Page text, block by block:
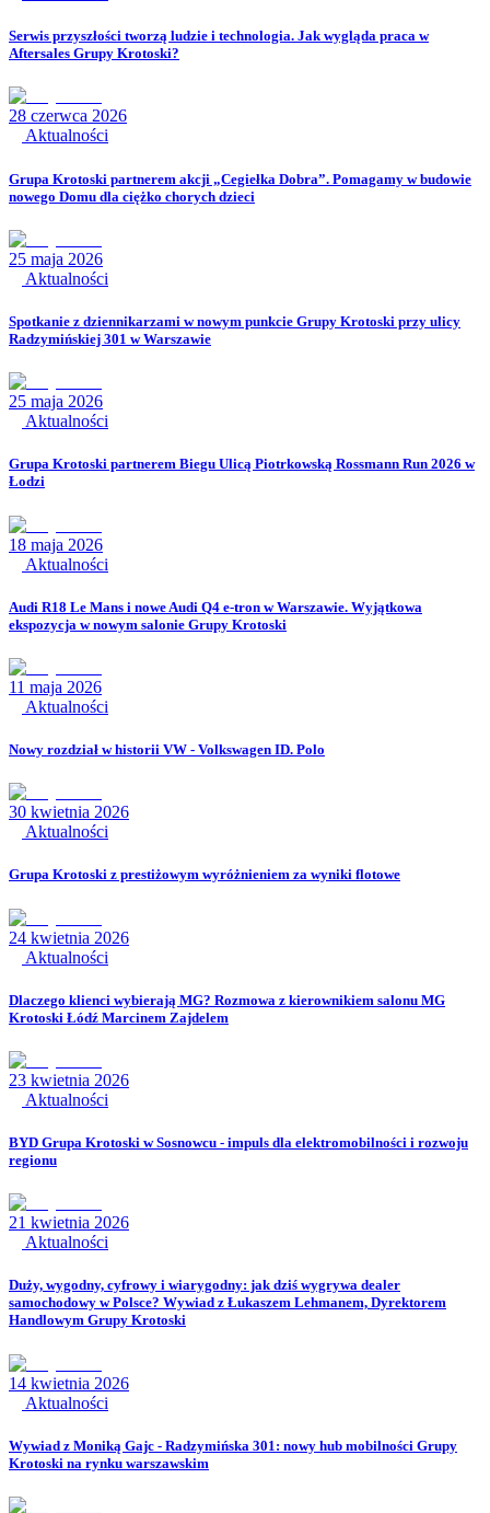
Serwis przyszłości tworzą ludzie i technologia. Jak wygląda praca w
Aftersales Grupy Krotoski?
28 czerwca 2026
Aktualności
Grupa Krotoski partnerem akcji „Cegiełka Dobra”. Pomagamy w budowie
nowego Domu dla ciężko chorych dzieci
25 maja 2026
Aktualności
Spotkanie z dziennikarzami w nowym punkcie Grupy Krotoski przy ulicy
Radzymińskiej 301 w Warszawie
25 maja 2026
Aktualności
Grupa Krotoski partnerem Biegu Ulicą Piotrkowską Rossmann Run 2026 w
Łodzi
18 maja 2026
Aktualności
Audi R18 Le Mans i nowe Audi Q4 e-tron w Warszawie. Wyjątkowa
ekspozycja w nowym salonie Grupy Krotoski
11 maja 2026
Aktualności
Nowy rozdział w historii VW - Volkswagen ID. Polo
30 kwietnia 2026
Aktualności
Grupa Krotoski z prestiżowym wyróżnieniem za wyniki flotowe
24 kwietnia 2026
Aktualności
Dlaczego klienci wybierają MG? Rozmowa z kierownikiem salonu MG
Krotoski Łódź Marcinem Zajdelem
23 kwietnia 2026
Aktualności
BYD Grupa Krotoski w Sosnowcu - impuls dla elektromobilności i rozwoju
regionu
21 kwietnia 2026
Aktualności
Duży, wygodny, cyfrowy i wiarygodny: jak dziś wygrywa dealer
samochodowy w Polsce? Wywiad z Łukaszem Lehmanem, Dyrektorem
Handlowym Grupy Krotoski
14 kwietnia 2026
Aktualności
Wywiad z Moniką Gajc - Radzymińska 301: nowy hub mobilności Grupy
Krotoski na rynku warszawskim